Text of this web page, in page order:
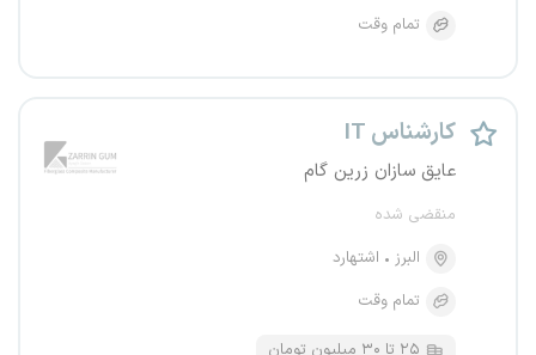
تمام وقت
کارشناس IT
عایق سازان زرین گام
منقضی شده
البرز
اشتهارد
تمام وقت
۲۵ تا ۳۰ میلیون تومان